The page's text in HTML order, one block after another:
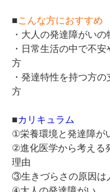
■こんな方におすすめ
・大人の発達障がい
・日常生活の中で不
方
・発達特性を持つ方
方
■カリキュラム
①栄養環境と発達障が
②進化医学から考える
理由
③生きづらさの原因は